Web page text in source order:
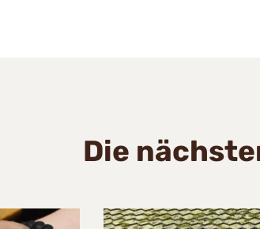
Die